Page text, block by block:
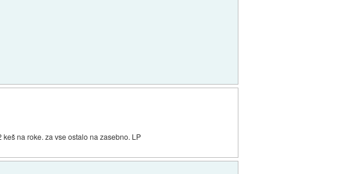
na roke. za vse ostalo na zasebno. LP